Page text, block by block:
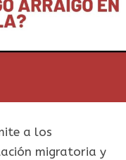
a los
migratoria y